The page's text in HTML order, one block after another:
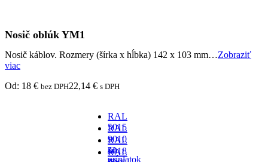
Nosič oblúk YM1
Nosič káblov. Rozmery (šírka x hĺbka) 142 x 103 mm…Zobraziť
viac
Od: 18 € bez DPH22,14 € s DPH
RAL
5015
-
za
príplatok
RAL
9010
-
RAL
5018
RAL